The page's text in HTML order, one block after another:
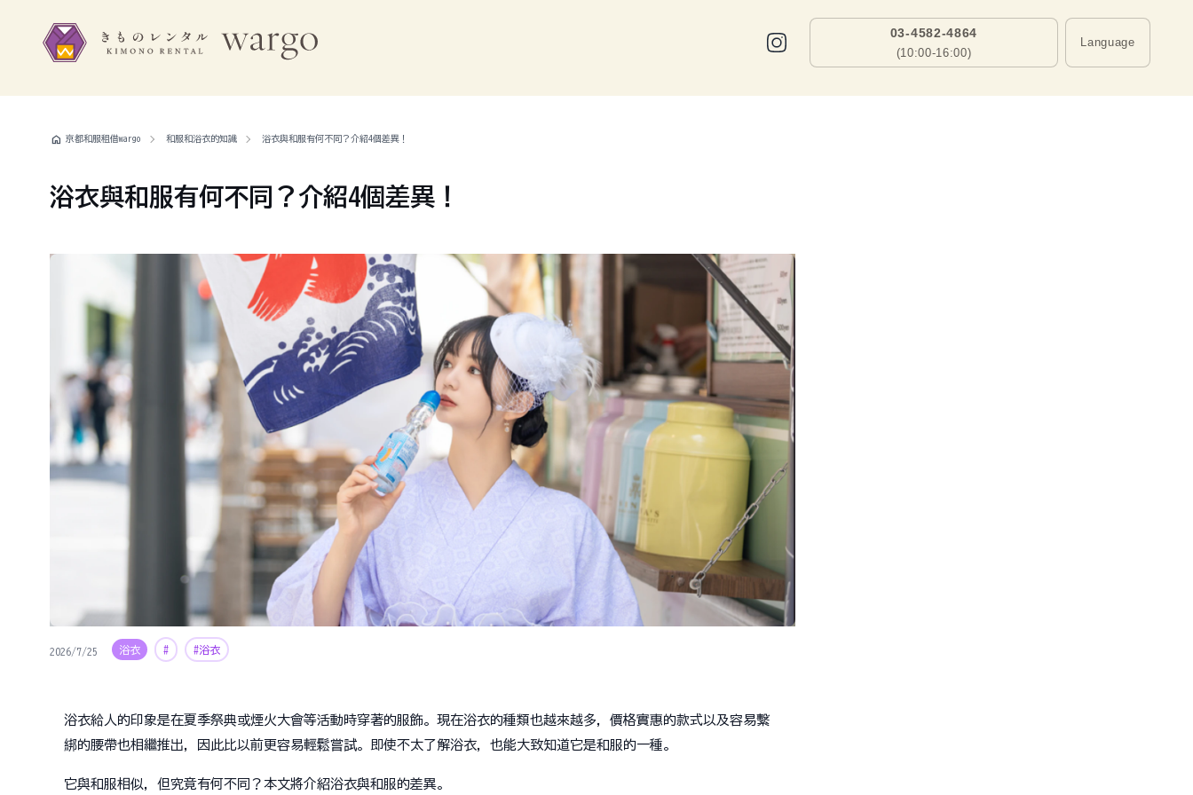
03-4582-4864
(10:00-16:00)
Language
home 京都和服租借wargo 和服和浴衣的知識 浴衣與和服有何不同？介紹4個差異！
浴衣與和服有何不同？介紹4個差異！
2026/7/25 浴衣 # #浴衣
浴衣給人的印象是在夏季祭典或煙火大會等活動時穿著的服飾。現在浴衣的種類也越來越多，價格實惠的款式以及容易繫
綁的腰帶也相繼推出，因此比以前更容易輕鬆嘗試。即使不太了解浴衣，也能大致知道它是和服的一種。
它與和服相似，但究竟有何不同？本文將介紹浴衣與和服的差異。